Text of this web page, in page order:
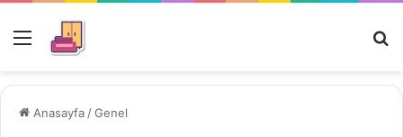
Menü
Anasayfa /Genel